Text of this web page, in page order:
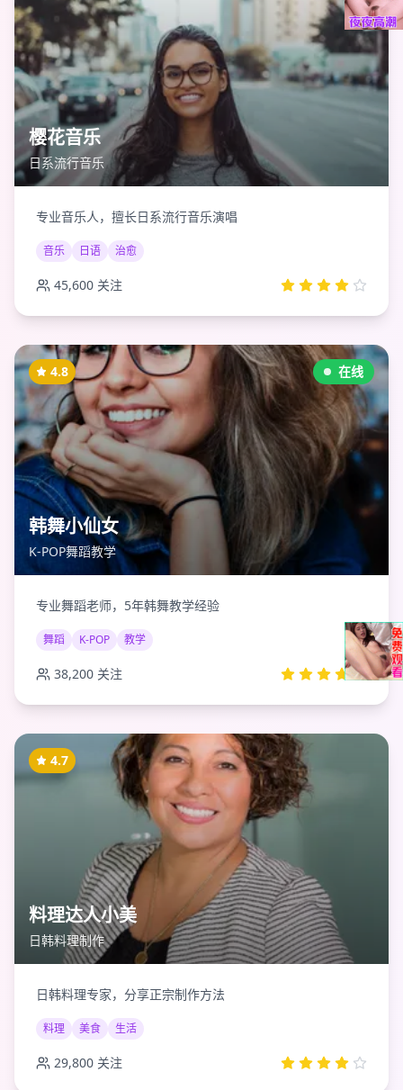
樱花音乐
日系流行音乐
专业音乐人，擅长日系流行音乐演唱
音乐 日语 治愈
45,600 关注
在线
4.8
韩舞小仙女
K-POP舞蹈教学
专业舞蹈老师，5年韩舞教学经验
舞蹈 K-POP 教学
38,200 关注
4.7
料理达人小美
日韩料理制作
日韩料理专家，分享正宗制作方法
料理 美食 生活
29,800 关注